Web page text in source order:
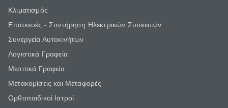
Κλιματισμός
Επισκευές - Συντήρηση Ηλεκτρικών Συσκευών
Συνεργεία Αυτοκινήτων
Λογιστικά Γραφεία
Μεσιτικά Γραφεία
Μετακομίσεις και Μεταφορές
Ορθοπαιδικοί Ιατροί